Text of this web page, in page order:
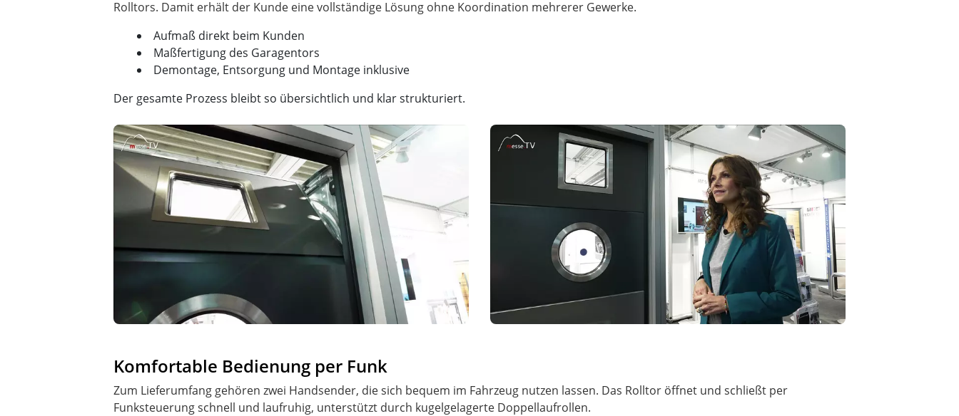
Aufmaß direkt beim Kunden
Maßfertigung des Garagentors
Demontage, Entsorgung und Montage inklusive
Der gesamte Prozess bleibt so übersichtlich und klar strukturiert.
Komfortable Bedienung per Funk
Zum Lieferumfang gehören zwei Handsender, die sich bequem im Fahrzeug nutzen lassen. Das Rolltor öffnet und schließt per
Funksteuerung schnell und laufruhig, unterstützt durch kugelgelagerte Doppellaufrollen.